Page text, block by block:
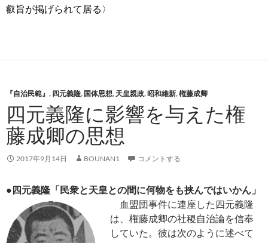
叡旨が掲げられて居る〉
『自治民範』 , 四元義隆, 国体思想, 天皇親政,昭和維新,権藤成卿
四元義隆に影響を与えた権
藤成卿の思想
2017年9月14日 BOUNAN1 コメントする
●四元義隆「民衆と天皇との間に何物をも挟んではいかん」
血盟団事件に連座した四元義隆
は、権藤成卿の社稷自治論を信奉
していた。彼は次のように述べて